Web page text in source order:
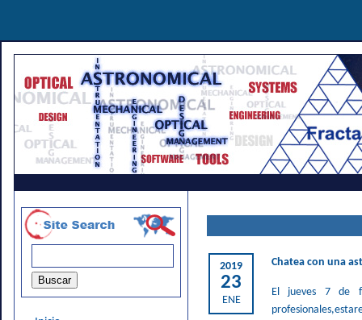
2019
23
ENE
Chatea con una
El jueves 7 de